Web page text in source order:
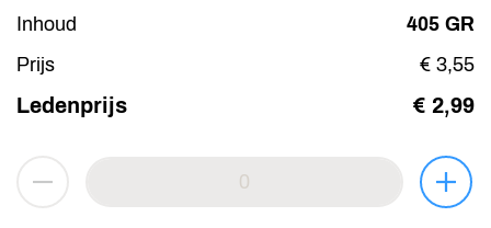
Inhoud
405 GR
Prijs
€ 3,55
Ledenprijs € 2,99